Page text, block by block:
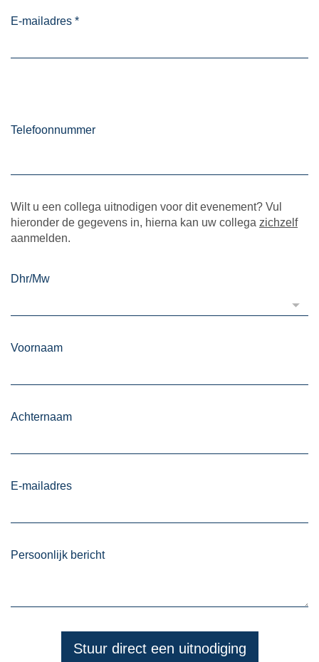
E-mailadres *
Telefoonnummer
Wilt u een collega uitnodigen voor dit evenement? Vul
hieronder de gegevens in, hierna kan uw collega zichzelf
aanmelden.
Dhr/Mw
Voornaam
Achternaam
E-mailadres
Persoonlijk bericht
Stuur direct een uitnodiging